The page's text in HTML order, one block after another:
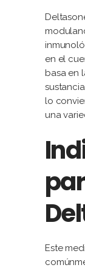
en el
basa en
lo
una
Este